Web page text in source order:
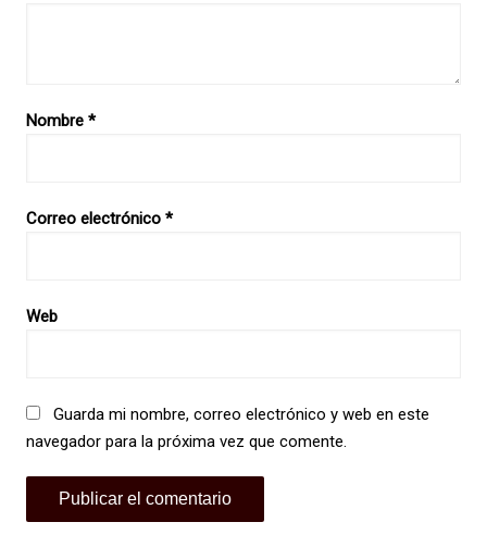
Nombre *
Correo electrónico *
Web
Guarda mi nombre, correo electrónico y web en este
navegador para la próxima vez que comente.